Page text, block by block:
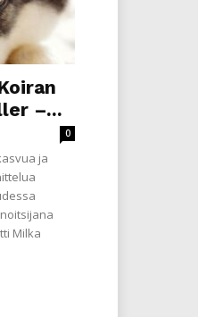
–...
0
ja
Milka